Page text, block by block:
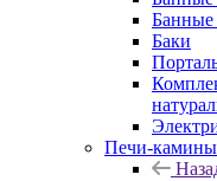
Банные
Баки
Печи-